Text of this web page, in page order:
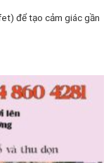
để tạo cảm giác gần